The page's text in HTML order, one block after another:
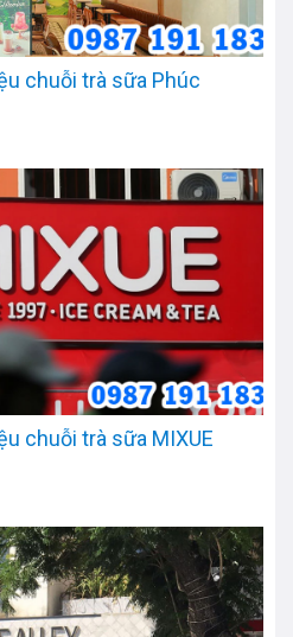
chuỗi trà sữa Phúc
chuỗi trà sữa MIXUE